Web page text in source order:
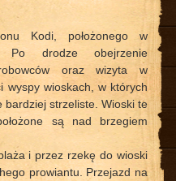
Kodi, położonego w
Po drodze obejrzenie
oraz wizyta w
wyspy wioskach, w których
strzeliste. Wioski te
są nad brzegiem
i przez rzekę do wioski
prowiantu. Przejazd na